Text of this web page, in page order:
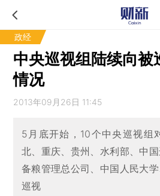
政经
中央巡视组陆续向被
情况
2013年09月26日 11:45
5月底开始，10个中央巡视组
北、重庆、贵州、水利部、中
备粮管理总公司、中国人民大
巡视